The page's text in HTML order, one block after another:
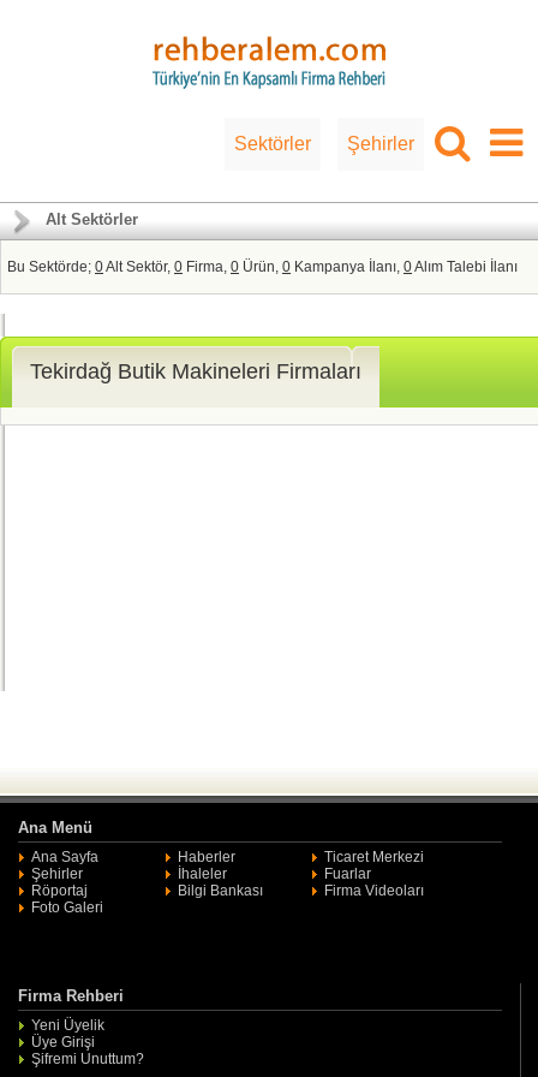
Sektörler Şehirler
Alt Sektörler
Bu Sektörde; 0Alt Sektör, 0 Firma, 0 Ürün, 0 Kampanya İlanı, 0Alım Talebi İlanı
Tekirdağ Butik Makineleri Firmaları
Ana Menü
Ana Sayfa Haberler
Ticaret Merkezi
Şehirler
İhaleler
Fuarlar
Röportaj
Bilgi Bankası
Firma Videoları
Foto Galeri
Firma Rehberi
Yeni Üyelik
Üye Girişi
Şifremi Unuttum?